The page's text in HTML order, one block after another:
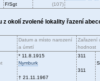
F/Sgt
(107)
okolí zvolené lokality řazení
Datum a místo narození
a úmrtí
Zařazení
hodnost
* 11.8.1915
Nymburk
† 21.11.1967
311
311